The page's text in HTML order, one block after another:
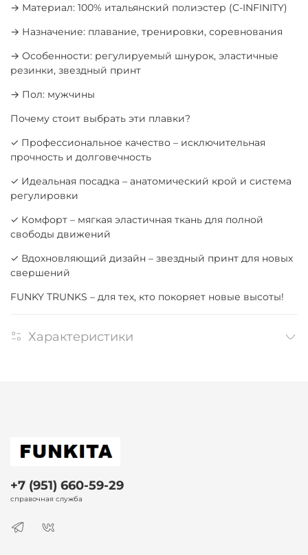
→ Материал: 100% итальянский полиэстер (C-INFINITY)
→ Назначение: плавание, тренировки, соревнования
→ Особенности: регулируемый шнурок, эластичные
резинки, звездный принт
→ Пол: мужчины
Почему стоит выбрать эти плавки?
✓ Профессиональное качество – исключительная
прочность и долговечность
✓ Идеальная посадка – анатомический крой и система
регулировки
✓ Комфорт – мягкая эластичная ткань для полной
свободы движений
✓ Вдохновляющий дизайн – звездный принт для новых
свершений
FUNKY TRUNKS – для тех, кто покоряет новые высоты!
Характеристики
+7 (951) 660-59-29
справочная служба